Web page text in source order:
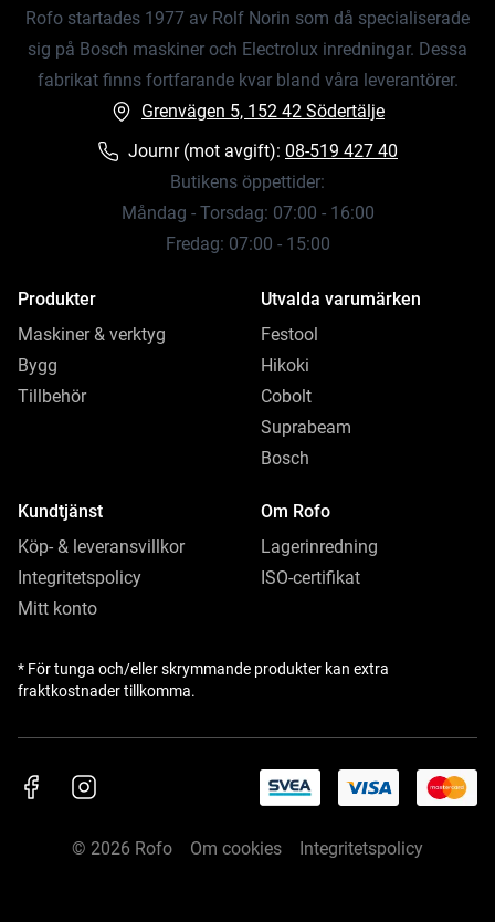
Rofo startades 1977 av Rolf Norin som då specialiserade
sig på Bosch maskiner och Electrolux inredningar. Dessa
fabrikat finns fortfarande kvar bland våra leverantörer.
Grenvägen 5, 152 42 Södertälje
Journr (mot avgift): 08-519 427 40
Butikens öppettider:
Måndag - Torsdag: 07:00 - 16:00
Fredag: 07:00 - 15:00
Produkter
Maskiner & verktyg
Bygg
Tillbehör
Utvalda varumärken
Festool
Hikoki
Cobolt
Suprabeam
Bosch
Kundtjänst
Köp- & leveransvillkor
Integritetspolicy
Mitt konto
Om Rofo
Lagerinredning
ISO-certifikat
* För tunga och/eller skrymmande produkter kan extra
fraktkostnader tillkomma.
© 2026 Rofo Om cookies Integritetspolicy